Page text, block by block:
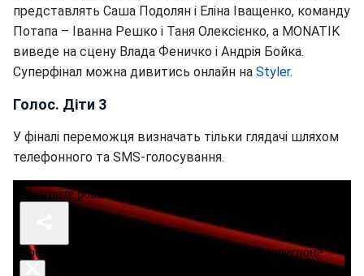
представлять Саша Подолян і Еліна Іващенко, команду
Потапа – Іванна Решко і Таня Олексієнко, а MONATIK
виведе на сцену Влада Феничко і Андрія Бойка.
Суперфінал можна дивитись онлайн на Styler.
Голос. Діти 3
У фіналі переможця визначать тільки глядачі шляхом
телефонного та SMS-голосування.